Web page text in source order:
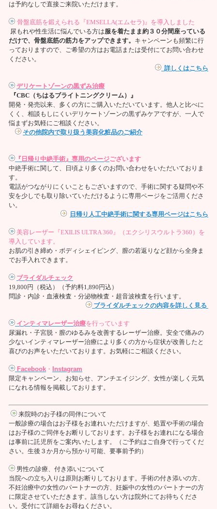
は予約なしで直接ご来院いただけます。
骨盤底筋を鍛えられる『EMSELLA(エムセラ)』を導入しました
尿もれや性生活に悩んでいる方は服を着たまま約３０分間座っている
だけで、骨盤底筋の筋力をアップできます。 キャンペーンも頻繁に行
っておりますので、ご希望の方はお電話または受付にてお問い合わせ
ください。
詳しくはこちら
デリケートゾーンの黒ずみ治療
『CBC（ちはるブライトニングクリーム）』
開発・発売以来、多くの方にご購入いただいています。他人と比べに
くく、相談もしにくいデリケートゾーンの黒ずみケアですが、一人で
悩まずお気軽にご相談ください。
その他院内で取り扱う美容化粧品のご紹介
『日帰り中絶手術』専用のページございます
中絶手術に関して、日頃より多くのお問い合わせをいただいておりま
す。
電話がつながりにくいこともございますので、手術に関する疑問や不
安を少しでも取り除いていただけるように専用ページをご活用くださ
い。
日帰り人工中絶手術に関する専用ページはこちら
美容レーザー『EXILIS ULTRA 360』（エクシリスウルトラ360）を
導入しています。
お肌の引き締め・ボディシェイピング、膣の若返りなど顔から全身ま
でお手入れできます。
ブライダルチェック
19,800円（税込）（予約料1,890円込）
問診・内診・血液検査・分泌物検査・超音波検査を行います。
ブライダルチェックの内容を詳しく見る
インティマレーザー治療を行っています
尿漏れ・子宮脱・膣のゆるみを改善するレーザー治療。安全で痛みの
少ないインティマレーザー治療により多くの方から症状が改善したと
喜びのお声をいただいております。お気軽にご相談ください。
Facebook ・
Instagram
限定キャンペーン、お知らせ、アンチエイジング、女性が楽しく元気
になれる情報を掲載しております。
来院時のお子様の同伴について
一般診療の場合はお子様をお連れいただけますが、処置や手術の場合
はお子様のご同伴をお断りしております。お子様をお連れになる場合
は事前に託児所をご案内いたします。（ご予約はご自身で行ってくだ
さい。生後３か月から預かり可能、要事前予約）
男性の診療、付き添いについて
当院への立ち入りは原則お断りしております。手術の付き添いの方、
不妊治療中の女性のパートナーの方、妊娠中の女性のパートナーの方
に限定させていただきます。該当しない方は院外にてお待ちくださ
い。受付にて詳細をお尋ねください。